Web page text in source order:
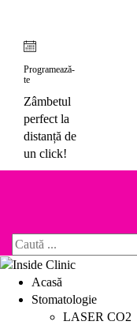
content
Programează-
te
Zâmbetul
perfect la
distanță de
un click!
Search
for:
Acasă
Stomatologie
LASER CO2